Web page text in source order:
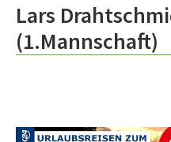
Lars
(1.Mannschaft)